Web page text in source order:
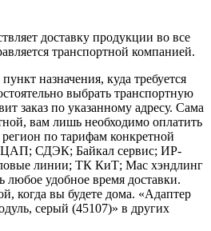
доставку продукции во все
транспортной компанией.
назначения, куда требуется
выбрать транспортную
заказ по указанному адресу. Сама
вам лишь необходимо оплатить
по тарифам конкретной
ЦАП; СДЭК; Байкал сервис; ИР-
линии; ТК КиТ; Мас хэндлинг
удобное время доставки.
когда вы будете дома. «Адаптер
серый (45107)» в других